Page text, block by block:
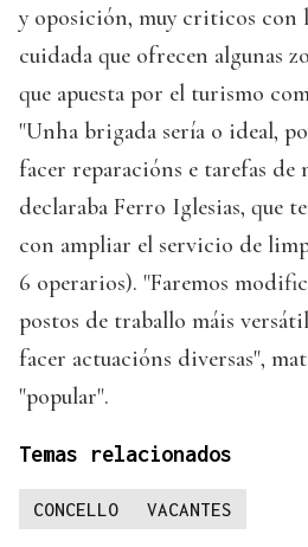
y oposición, muy criticos con
cuidada que ofrecen algunas
que apuesta por el turismo
"Unha brigada sería o ideal,
facer reparacións e tarefas de
declaraba Ferro Iglesias, que
con ampliar el servicio de
6 operarios). "Faremos
postos de traballo máis
facer actuacións diversas",
"popular".
Temas relacionados
CONCELLO VACANTES